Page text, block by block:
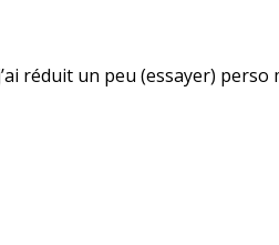
réduit un peu (essayer) perso